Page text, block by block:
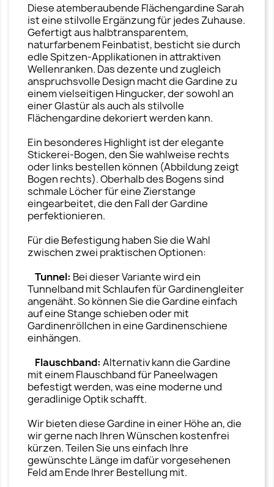
Diese atemberaubende Flächengardine Sarah
ist eine stilvolle Ergänzung für jedes Zuhause.
Gefertigt aus halbtransparentem,
naturfarbenem Feinbatist, besticht sie durch
edle Spitzen-Applikationen in attraktiven
Wellenranken. Das dezente und zugleich
anspruchsvolle Design macht die Gardine zu
einem vielseitigen Hingucker, der sowohl an
einer Glastür als auch als stilvolle
Flächengardine dekoriert werden kann.
Ein besonderes Highlight ist der elegante
Stickerei-Bogen, den Sie wahlweise rechts
oder links bestellen können (Abbildung zeigt
Bogen rechts). Oberhalb des Bogens sind
schmale Löcher für eine Zierstange
eingearbeitet, die den Fall der Gardine
perfektionieren.
Für die Befestigung haben Sie die Wahl
zwischen zwei praktischen Optionen:
Tunnel: Bei dieser Variante wird ein
Tunnelband mit Schlaufen für Gardinengleiter
angenäht. So können Sie die Gardine einfach
auf eine Stange schieben oder mit
Gardinenröllchen in eine Gardinenschiene
einhängen.
Flauschband: Alternativ kann die Gardine
mit einem Flauschband für Paneelwagen
befestigt werden, was eine moderne und
geradlinige Optik schafft.
Wir bieten diese Gardine in einer Höhe an, die
wir gerne nach Ihren Wünschen kostenfrei
kürzen. Teilen Sie uns einfach Ihre
gewünschte Länge im dafür vorgesehenen
Feld am Ende Ihrer Bestellung mit.